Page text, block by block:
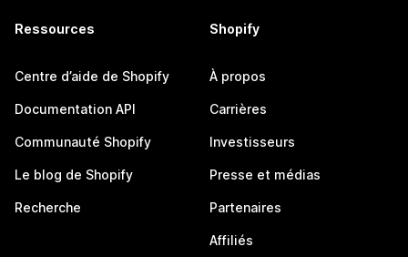
Ressources
Centre d’aide de Shopify
Documentation API
Communauté Shopify
Le blog de Shopify
Recherche
Shopify
À propos
Carrières
Investisseurs
Presse et médias
Partenaires
Affiliés